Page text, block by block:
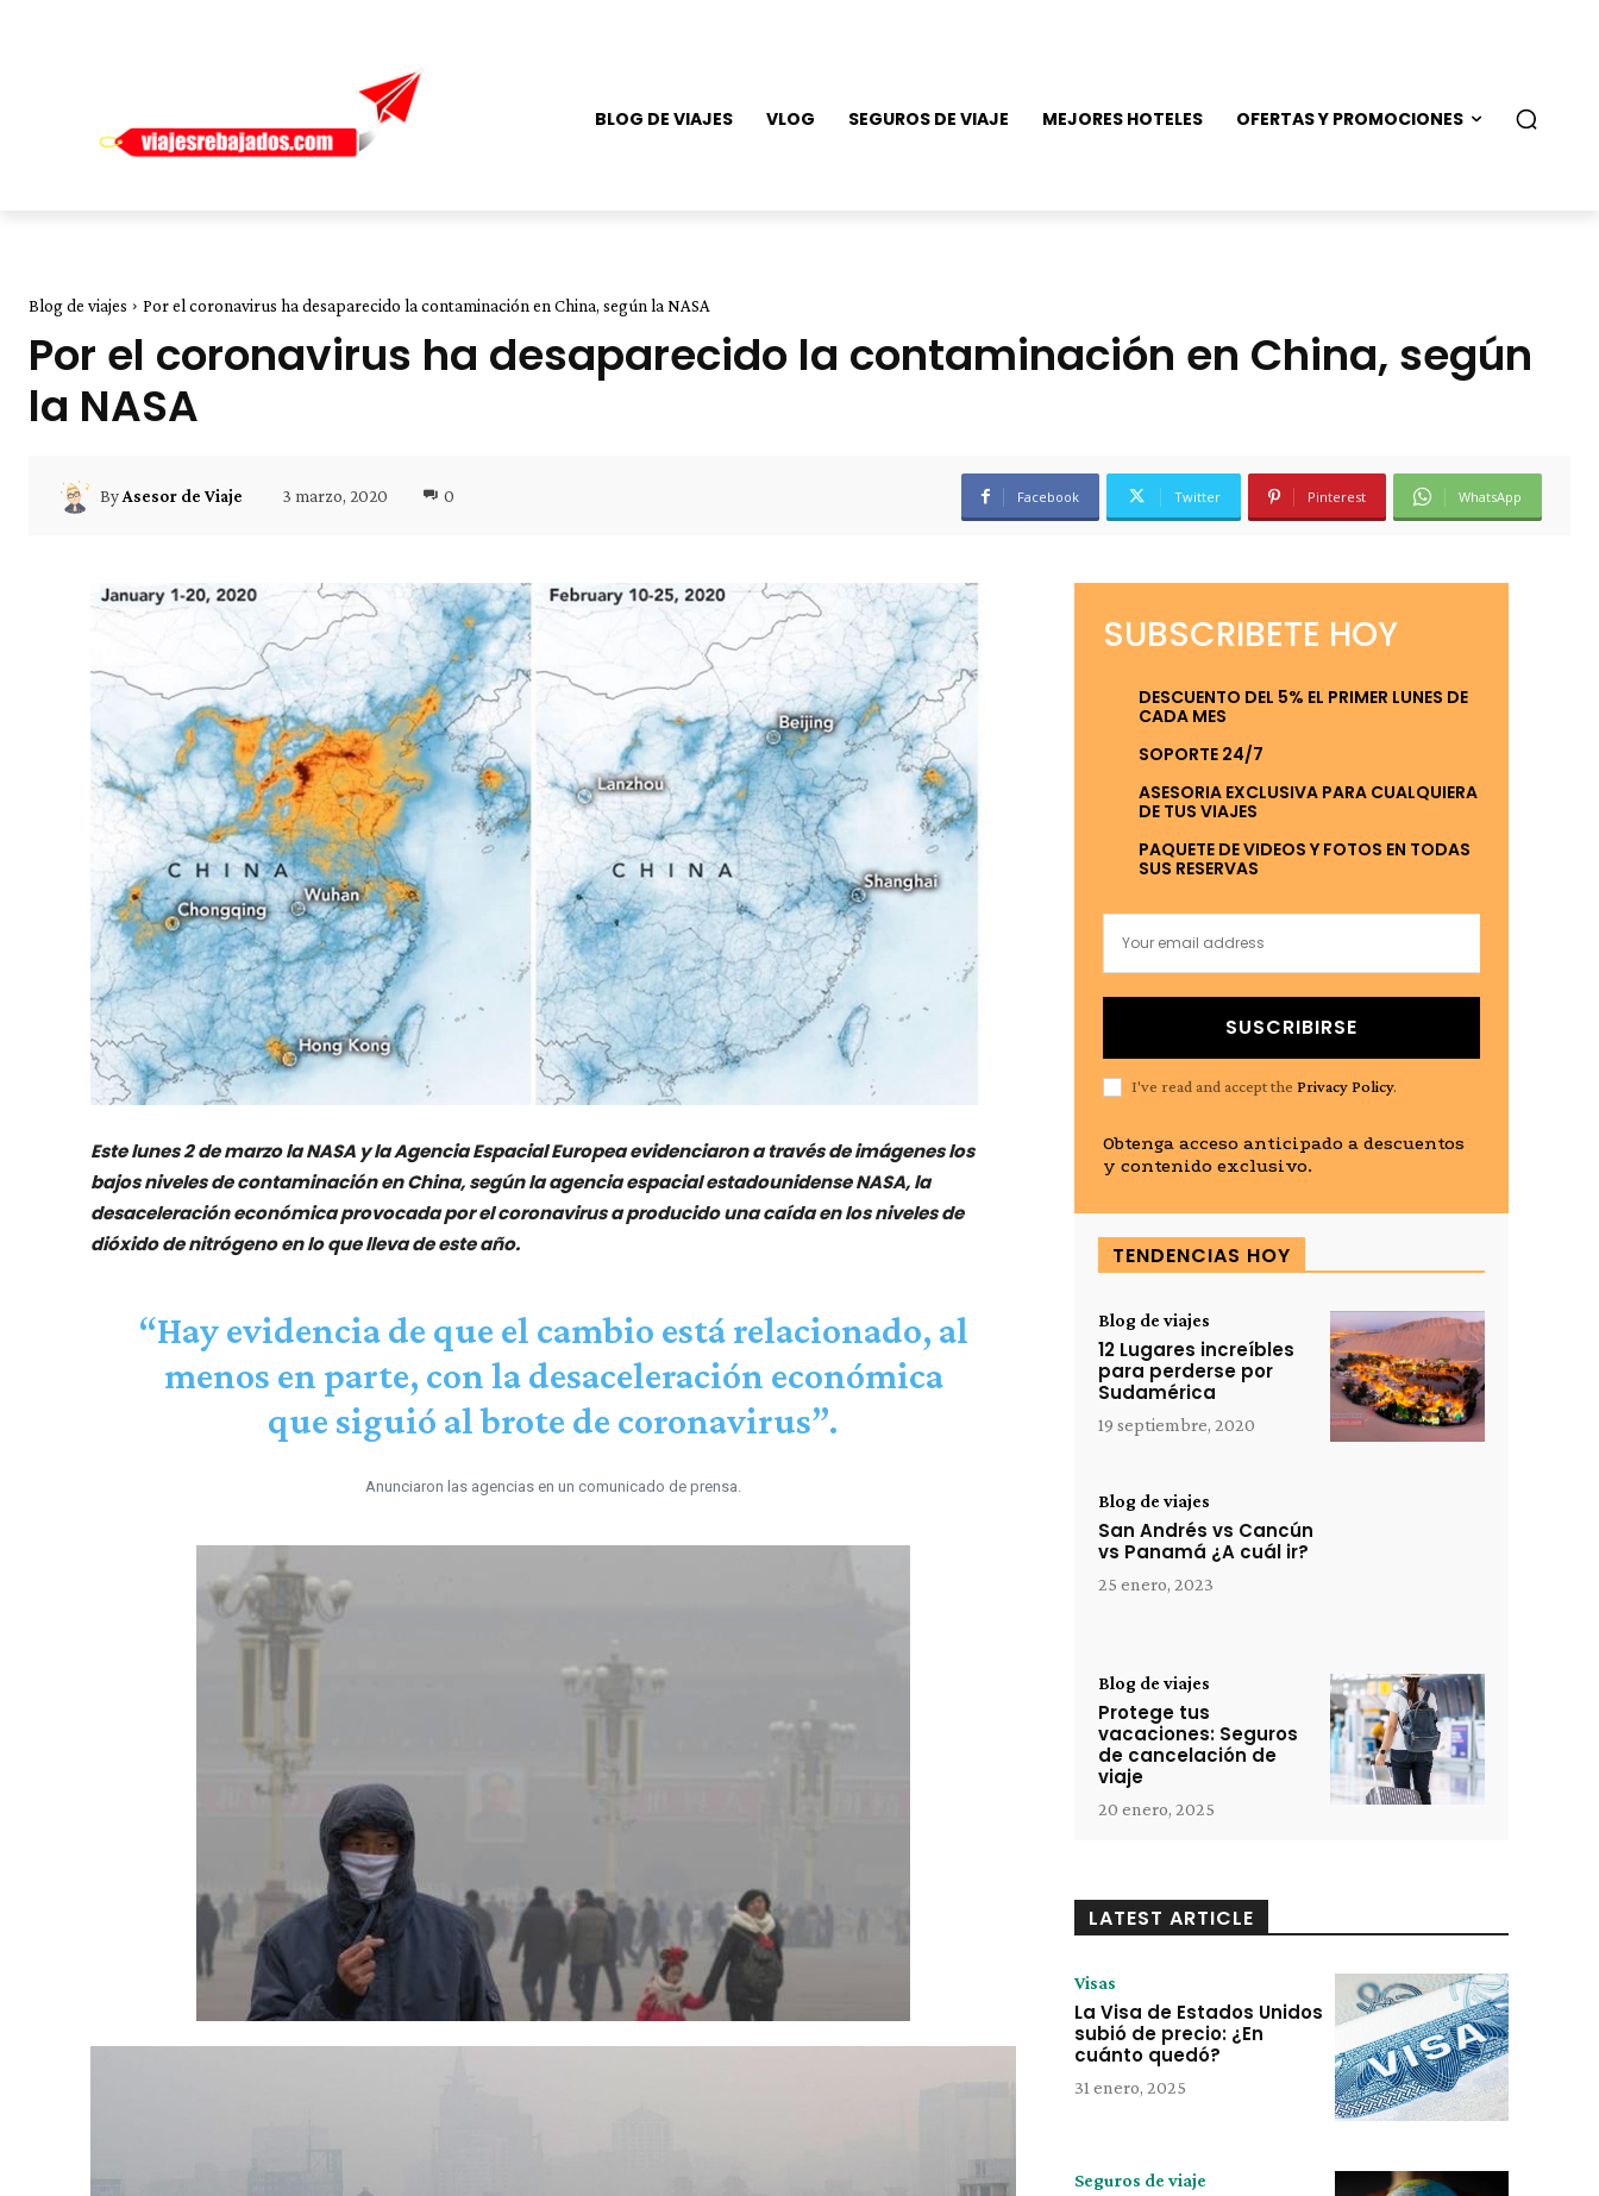
BLOG DE VIAJES VLOG SEGUROS DE VIAJE MEJORES HOTELES OFERTAS Y PROMOCIONES
Blog de viajes Por el coronavirus ha desaparecido la contaminación en China, según la NASA
Por el coronavirus ha desaparecido la contaminación en China, según
la NASA
ByAsesor de Viaje 3 marzo, 2020 0 Facebook Twitter Pinterest WhatsApp
Este lunes 2 de marzo la NASA y la Agencia Espacial Europea evidenciaron a través de imágenes los
bajos niveles de contaminación en China, según la agencia espacial estadounidense NASA, la
desaceleración económica provocada por el coronavirus a producido una caída en los niveles de
dióxido de nitrógeno en lo que lleva de este año.
“Hay evidencia de que el cambio está relacionado, al
menos en parte, con la desaceleración económica
que siguió al brote de coronavirus”.
Anunciaron las agencias en un comunicado de prensa.
SUBSCRIBETE HOY
DESCUENTO DEL 5% EL PRIMER LUNES DE
CADA MES
SOPORTE 24/7
ASESORIA EXCLUSIVA PARA CUALQUIERA
DE TUS VIAJES
PAQUETE DE VIDEOS Y FOTOS EN TODAS
SUS RESERVAS
SUSCRIBIRSE
I've read and accept the Privacy Policy.
Obtenga acceso anticipado a descuentos
y contenido exclusivo.
TENDENCIAS HOY
Blog de viajes
12 Lugares increíbles
para perderse por
Sudamérica
19 septiembre, 2020
Blog de viajes
San Andrés vs Cancún
vs Panamá ¿A cuál ir?
25 enero, 2023
Blog de viajes
Protege tus
vacaciones: Seguros
de cancelación de
viaje
20 enero, 2025
LATEST ARTICLE
Visas
La Visa de Estados Unidos
subió de precio: ¿En
cuánto quedó?
31 enero, 2025
Seguros de viaje